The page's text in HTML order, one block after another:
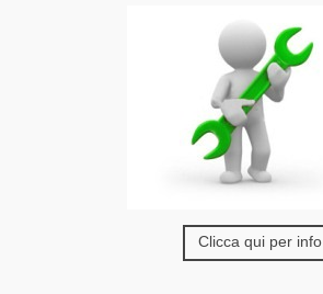
Clicca qui per info